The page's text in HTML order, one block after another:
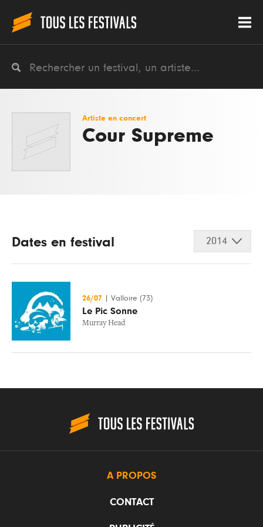
Artiste en concert
Cour Supreme
Dates en festival 2014
26/07 Valloire (73)
Le Pic Sonne
Murray Head
A PROPOS
CONTACT